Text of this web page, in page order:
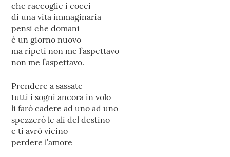
che raccoglie i cocci
di una vita immaginaria
pensi che domani
è un giorno nuovo
ma ripeti non me l’aspettavo
non me l’aspettavo.
Prendere a sassate
tutti i sogni ancora in volo
li farò cadere ad uno ad uno
spezzerò le ali del destino
e ti avrò vicino
perdere l’amore